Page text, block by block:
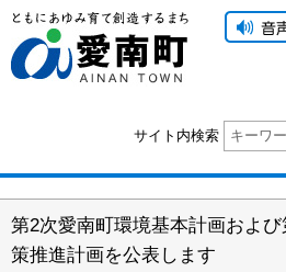
サイト内検索
第2次愛南町環境基本計画およ
策推進計画を公表します